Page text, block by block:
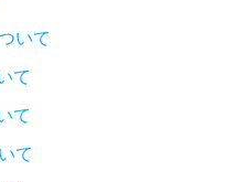
いて
て
て
て